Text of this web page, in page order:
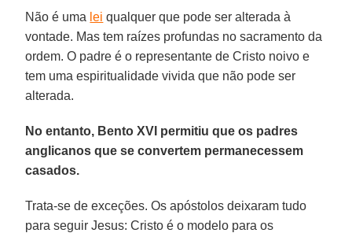
Não é uma lei qualquer que pode ser alterada à
vontade. Mas tem raízes profundas no sacramento da
ordem. O padre é o representante de Cristo noivo e
tem uma espiritualidade vivida que não pode ser
alterada.
No entanto, Bento XVI permitiu que os padres
anglicanos que se convertem permanecessem
casados.
Trata-se de exceções. Os apóstolos deixaram tudo
para seguir Jesus: Cristo é o modelo para os